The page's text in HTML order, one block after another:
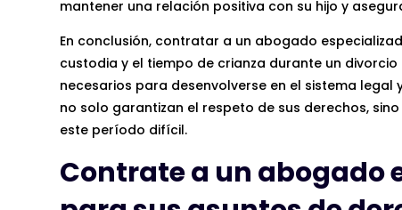
mantener una relación positiva con su hijo y
En conclusión, contratar a un abogado
custodia y el tiempo de crianza durante un
necesarios para desenvolverse en el sistema
no solo garantizan el respeto de sus derechos,
este período difícil.
Contrate a un abogado